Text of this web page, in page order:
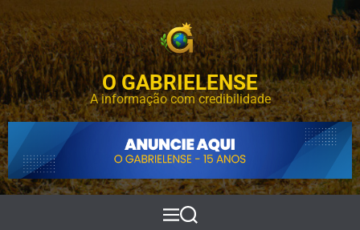
k
p
t
o
c
o
n
t
e
O GABRIELENSE
A informação com credibilidade
M
P